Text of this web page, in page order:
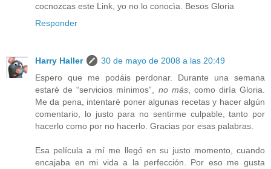
cocnozcas este Link, yo no lo conocìa. Besos Gloria
Responder
Harry Haller
30 de mayo de 2008 a las 20:49
Espero que me podáis perdonar. Durante una semana
estaré de “servicios mínimos”, no más, como diría Gloria.
Me da pena, intentaré poner algunas recetas y hacer algún
comentario, lo justo para no sentirme culpable, tanto por
hacerlo como por no hacerlo. Gracias por esas palabras.
Esa película a mí me llegó en su justo momento, cuando
encajaba en mi vida a la perfección. Por eso me gusta